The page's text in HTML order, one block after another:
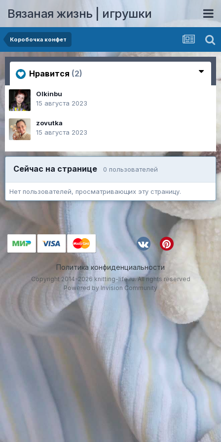
Вязаная жизнь | игрушки
Коробочка конфет
Нравится (2)
Olkinbu
15 августа 2023
zovutka
15 августа 2023
Сейчас на странице 0 пользователей
Нет пользователей, просматривающих эту страницу.
Политика конфиденциальности
Copyright 2014-2026 knitting-life.ru. All rights reserved
Powered by Invision Community